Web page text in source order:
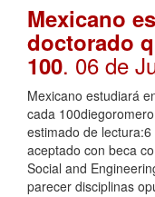
Mexicano
doctorado
100. 06 de
Mexicano estudiará
cada
estimado de
aceptado con beca
Social and
parecer disciplinas